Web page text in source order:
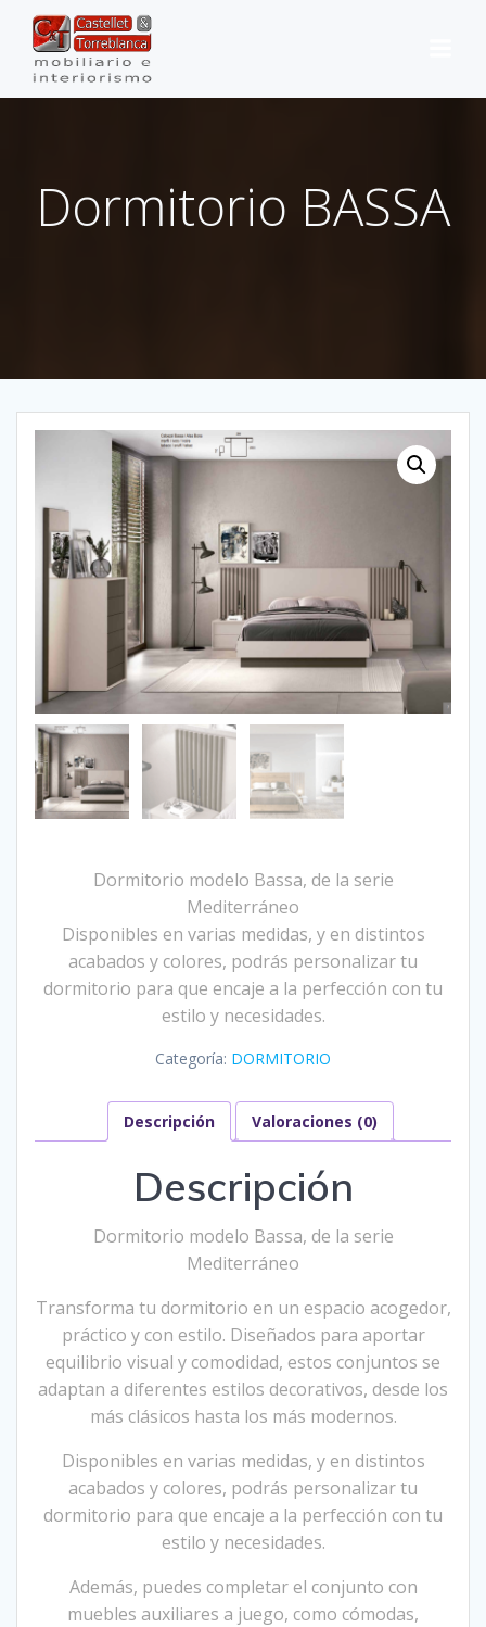
Dormitorio BASSA
Dormitorio modelo Bassa, de la serie
Mediterráneo
Disponibles en varias medidas, y en distintos
acabados y colores, podrás personalizar tu
dormitorio para que encaje a la perfección con tu
estilo y necesidades.
Categoría: DORMITORIO
Descripción Valoraciones (0)
Descripción
Dormitorio modelo Bassa, de la serie
Mediterráneo
Transforma tu dormitorio en un espacio acogedor,
práctico y con estilo. Diseñados para aportar
equilibrio visual y comodidad, estos conjuntos se
adaptan a diferentes estilos decorativos, desde los
más clásicos hasta los más modernos.
Disponibles en varias medidas, y en distintos
acabados y colores, podrás personalizar tu
dormitorio para que encaje a la perfección con tu
estilo y necesidades.
Además, puedes completar el conjunto con
muebles auxiliares a juego, como cómodas,